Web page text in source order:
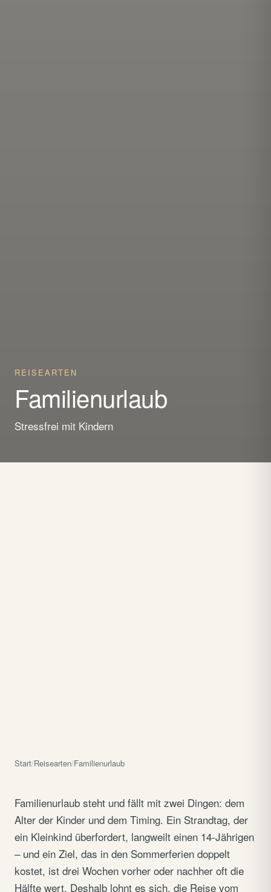
REISEARTEN
Familienurlaub
Stressfrei mit Kindern
Start/Reisearten/Familienurlaub
Familienurlaub steht und fällt mit zwei Dingen: dem
Alter der Kinder und dem Timing. Ein Strandtag, der
ein Kleinkind überfordert, langweilt einen 14-Jährigen
– und ein Ziel, das in den Sommerferien doppelt
kostet, ist drei Wochen vorher oder nachher oft die
Hälfte wert. Deshalb lohnt es sich, die Reise vom